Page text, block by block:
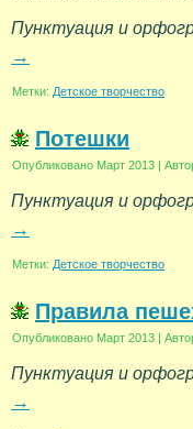
Пунктуация и
→
Метки: Детское творчество
Потешки
Опубликовано Март 2013 |
Пунктуация и
→
Метки: Детское творчество
Правила
Опубликовано Март 2013 |
Пунктуация и
→